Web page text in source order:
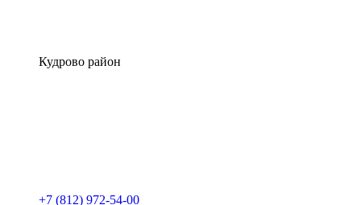
Кудрово район
+7 (812) 972-54-00